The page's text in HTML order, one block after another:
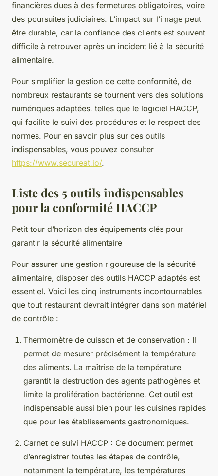
financières dues à des fermetures obligatoires, voire
des poursuites judiciaires. L’impact sur l’image peut
être durable, car la confiance des clients est souvent
difficile à retrouver après un incident lié à la sécurité
alimentaire.
Pour simplifier la gestion de cette conformité, de
nombreux restaurants se tournent vers des solutions
numériques adaptées, telles que le logiciel HACCP,
qui facilite le suivi des procédures et le respect des
normes. Pour en savoir plus sur ces outils
indispensables, vous pouvez consulter
https://www.secureat.io/.
Liste des 5 outils indispensables
pour la conformité HACCP
Petit tour d’horizon des équipements clés pour
garantir la sécurité alimentaire
Pour assurer une gestion rigoureuse de la sécurité
alimentaire, disposer des outils HACCP adaptés est
essentiel. Voici les cinq instruments incontournables
que tout restaurant devrait intégrer dans son matériel
de contrôle :
Thermomètre de cuisson et de conservation : Il
permet de mesurer précisément la température
des aliments. La maîtrise de la température
garantit la destruction des agents pathogènes et
limite la prolifération bactérienne. Cet outil est
indispensable aussi bien pour les cuisines rapides
que pour les établissements gastronomiques.
Carnet de suivi HACCP : Ce document permet
d’enregistrer toutes les étapes de contrôle,
notamment la température, les températures